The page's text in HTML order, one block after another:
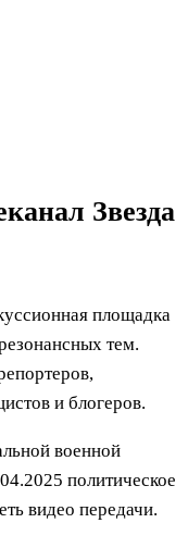
Звезда
площадка
тем.
и блогеров.
военной
политическое
видео передачи.